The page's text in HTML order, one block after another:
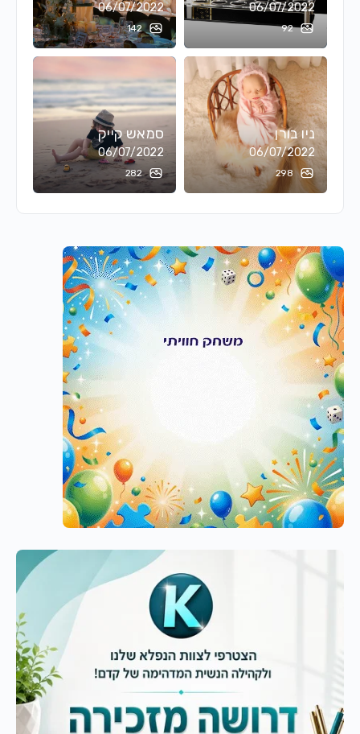
06/07/2022
92
06/07/2022
142
ניו בורן
06/07/2022
298
סמאש קייק
06/07/2022
282